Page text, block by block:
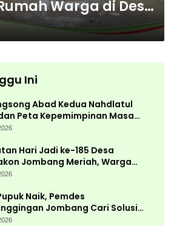
Warga di Desa
Jombang
Hujan
Ini
Abad Kedua Nahdlatul
Peta Kepemimpinan Masa
Muktamar ke-35
Hari Jadi ke-185 Desa
Jombang Meriah, Warga
Blek Padati Karnaval Budaya
Naik, Pemdes
Jombang Cari Solusi
Akademik